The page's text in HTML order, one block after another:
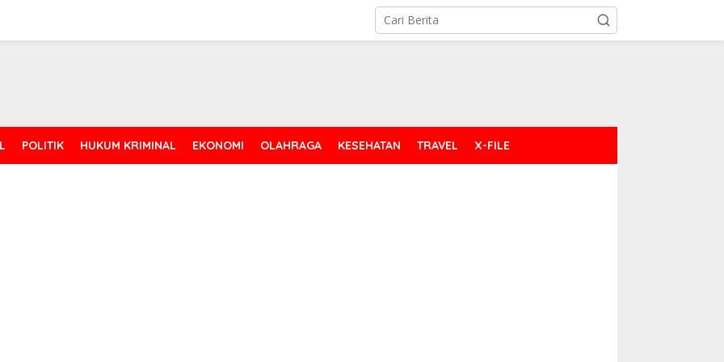
POLITIK HUKUM KRIMINAL EKONOMI OLAHRAGA KESEHATAN TRAVEL X-FILE